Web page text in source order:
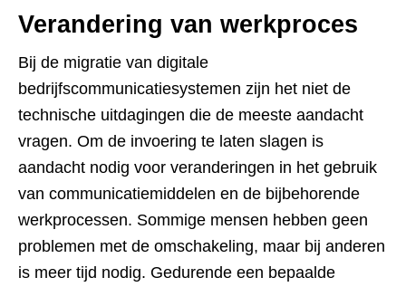
Verandering van werkproces
Bij de migratie van digitale
bedrijfscommunicatiesystemen zijn het niet de
technische uitdagingen die de meeste aandacht
vragen. Om de invoering te laten slagen is
aandacht nodig voor veranderingen in het gebruik
van communicatiemiddelen en de bijbehorende
werkprocessen. Sommige mensen hebben geen
problemen met de omschakeling, maar bij anderen
is meer tijd nodig. Gedurende een bepaalde